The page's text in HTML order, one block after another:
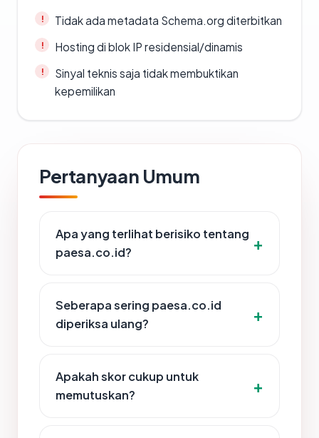
Tidak ada metadata Schema.org diterbitkan
Hosting di blok IP residensial/dinamis
Sinyal teknis saja tidak membuktikan
kepemilikan
Pertanyaan Umum
Apa yang terlihat berisiko tentang
paesa.co.id?
Seberapa sering paesa.co.id
diperiksa ulang?
Apakah skor cukup untuk
memutuskan?